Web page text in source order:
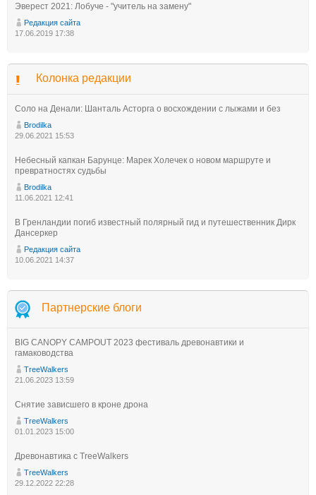
Эверест 2021: Лобуче - "учитель на замену"
Редакция сайта
17.06.2019 17:38
Колонка редакции
Соло на Денали: Шанталь Асторга о восхождении с лыжами и без
Brodilka
29.06.2021 15:53
Небесный капкан Барунце: Марек Холечек о новом маршруте и
превратностях судьбы
Brodilka
11.06.2021 12:41
В Гренландии погиб известный полярный гид и путешественник Дирк
Дансеркер
Редакция сайта
10.06.2021 14:37
Партнерские блоги
BIG CANOPY CAMPOUT 2023 фестиваль древонавтики и
гамаководства
TreeWalkers
21.06.2023 13:59
Снятие зависшего в кроне дрона
TreeWalkers
01.01.2023 15:00
Древонавтика с TreeWalkers
TreeWalkers
29.12.2022 22:28